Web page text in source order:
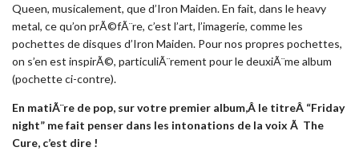
Queen, musicalement, que d’Iron Maiden. En fait, dans le heavy
metal, ce qu’on prÃ©fÃ¨re, c’est l’art, l’imagerie, comme les
pochettes de disques d’Iron Maiden. Pour nos propres pochettes,
on s’en est inspirÃ©, particuliÃ¨rement pour le deuxiÃ¨me album
(pochette ci-contre).
En matiÃ¨re de pop, sur votre premier album,Â le titreÂ “Friday
night” me fait penser dans les intonations de la voix Ã The
Cure, c’est dire !